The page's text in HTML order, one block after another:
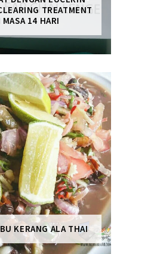
TREATMENT
MASA 14 HARI
KERANG ALA THAI